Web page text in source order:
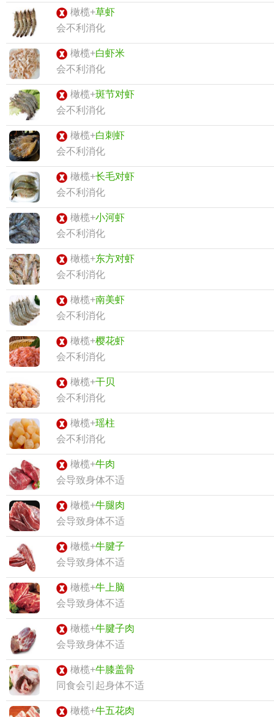
橄榄+草虾
会不利消化
橄榄+白虾米
会不利消化
橄榄+斑节对虾
会不利消化
橄榄+白刺虾
会不利消化
橄榄+长毛对虾
会不利消化
橄榄+小河虾
会不利消化
橄榄+东方对虾
会不利消化
橄榄+南美虾
会不利消化
橄榄+樱花虾
会不利消化
橄榄+干贝
会不利消化
橄榄+瑶柱
会不利消化
橄榄+牛肉
会导致身体不适
橄榄+牛腿肉
会导致身体不适
橄榄+牛腱子
会导致身体不适
橄榄+牛上脑
会导致身体不适
橄榄+牛腱子肉
会导致身体不适
橄榄+牛膝盖骨
同食会引起身体不适
橄榄+牛五花肉